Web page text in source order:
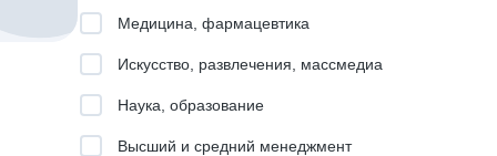
Медицина, фармацевтика
Искусство, развлечения, массмедиа
Наука, образование
Высший и средний менеджмент